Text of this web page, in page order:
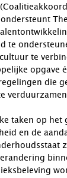
te
te
opgave
die
taken op het
en de